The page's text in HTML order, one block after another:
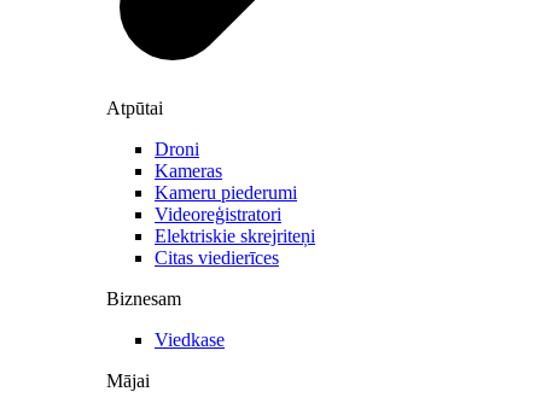
Atpūtai
Droni
Kameras
Kameru piederumi
Videoreģistratori
Elektriskie skrejriteņi
Citas viedierīces
Biznesam
Viedkase
Mājai